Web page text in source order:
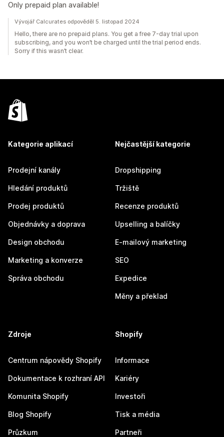
Only prepaid plan available!
Vývojář Calcurates odpověděl 5. listopad 2024
Hello, there are no prepaid plans. You get a free 7-day trial upon
subscribing, and you won’t be charged until the trial period ends.
Sorry if this wasn’t clear.
Kategorie aplikací
Prodejní kanály
Hledání produktů
Prodej produktů
Objednávky a doprava
Design obchodu
Marketing a konverze
Správa obchodu
Nejčastější kategorie
Dropshipping
Tržiště
Recenze produktů
Upselling a balíčky
E-mailový marketing
SEO
Expedice
Měny a překlad
Zdroje
Centrum nápovědy Shopify
Dokumentace k rozhraní API
Komunita Shopify
Blog Shopify
Průzkum
Shopify
Informace
Kariéry
Investoři
Tisk a média
Partneři